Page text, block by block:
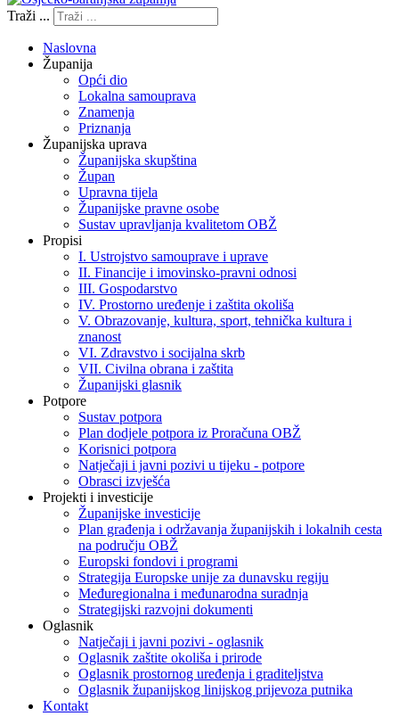
Traži ...
Naslovna
Županija
Opći dio
Lokalna samouprava
Znamenja
Priznanja
Županijska uprava
Županijska skupština
Župan
Upravna tijela
Županijske pravne osobe
Sustav upravljanja kvalitetom OBŽ
Propisi
I. Ustrojstvo samouprave i uprave
II. Financije i imovinsko-pravni odnosi
III. Gospodarstvo
IV. Prostorno uređenje i zaštita okoliša
V. Obrazovanje, kultura, sport, tehnička kultura i
znanost
VI. Zdravstvo i socijalna skrb
VII. Civilna obrana i zaštita
Županijski glasnik
Potpore
Sustav potpora
Plan dodjele potpora iz Proračuna OBŽ
Korisnici potpora
Natječaji i javni pozivi u tijeku - potpore
Obrasci izvješća
Projekti i investicije
Županijske investicije
Plan građenja i održavanja županijskih i lokalnih cesta
na području OBŽ
Europski fondovi i programi
Strategija Europske unije za dunavsku regiju
Međuregionalna i međunarodna suradnja
Strategijski razvojni dokumenti
Oglasnik
Natječaji i javni pozivi - oglasnik
Oglasnik zaštite okoliša i prirode
Oglasnik prostornog uređenja i graditeljstva
Oglasnik županijskog linijskog prijevoza putnika
Kontakt